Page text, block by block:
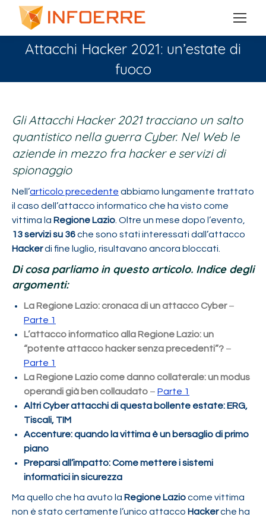
Attacchi Hacker 2021: un’estate di
fuoco
Gli Attacchi Hacker 2021 tracciano un salto
quantistico nella guerra Cyber. Nel Web le
aziende in mezzo fra hacker e servizi di
spionaggio
Nell’articolo precedente abbiamo lungamente trattato
il caso dell’attacco informatico che ha visto come
vittima la Regione Lazio . Oltre un mese dopo l’evento,
13 servizi su 36che sono stati interessati dall’attacco
Hackerdi fine luglio, risultavano ancora bloccati.
Di cosa parliamo in questo articolo. Indice degli
argomenti:
La Regione Lazio: cronaca di un attacco Cyber–
Parte 1
L’attacco informatico alla Regione Lazio: un
“potente attacco hacker senza precedenti”? –
Parte 1
La Regione Lazio come danno collaterale: un modus
operandi già ben collaudato – Parte 1
Altri Cyber attacchi di questa bollente estate: ERG,
Tiscali, TIM
Accenture: quando la vittima è un bersaglio di primo
piano
Preparsi all’impatto: Come mettere i sistemi
informatici in sicurezza
Ma quello che ha avuto la Regione Laziocome vittima
non è stato certamente l’unico attacco Hackerche ha